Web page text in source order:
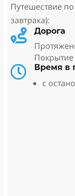
Путешествие
завтрака):
 Дорога
Покрытие
 Время в
с